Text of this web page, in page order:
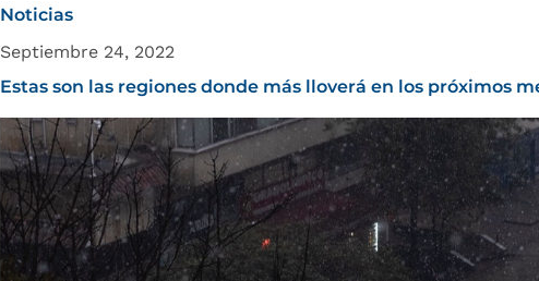
Noticias
Septiembre 24, 2022
Estas son las regiones donde más lloverá en los próximos